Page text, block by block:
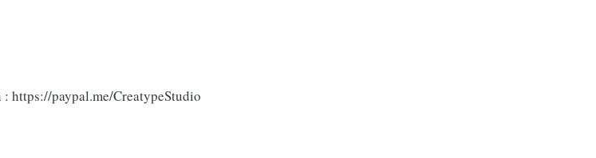
https://paypal.me/CreatypeStudio